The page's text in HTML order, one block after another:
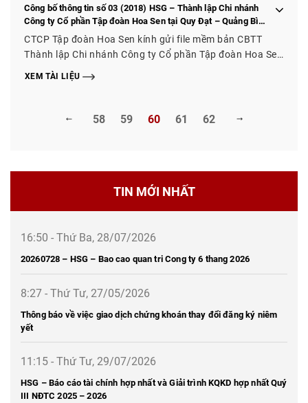
Công bố thông tin số 03 (2018) HSG – Thành lập Chi nhánh
Công ty Cổ phần Tập đoàn Hoa Sen tại Quy Đạt – Quảng Bình
và Quảng Ninh – Quảng Bình
CTCP Tập đoàn Hoa Sen kính gửi file mềm bản CBTT
Thành lập Chi nhánh Công ty Cổ phần Tập đoàn Hoa Sen
tại Quy Đạt – Quảng Bình và Quảng Ninh – Quảng Bình
XEM TÀI LIỆU
58 59 60 61 62
TIN MỚI NHẤT
16:50 - Thứ Ba, 28/07/2026
20260728 – HSG – Bao cao quan tri Cong ty 6 thang 2026
8:27 - Thứ Tư, 27/05/2026
Thông báo về việc giao dịch chứng khoán thay đổi đăng ký niêm
yết
11:15 - Thứ Tư, 29/07/2026
HSG – Báo cáo tài chính hợp nhất và Giải trình KQKD hợp nhất Quý
III NĐTC 2025 – 2026